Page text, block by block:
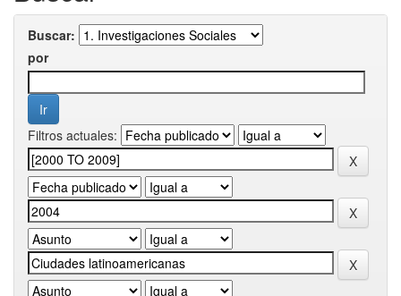
Buscar:
por
Filtros actuales: